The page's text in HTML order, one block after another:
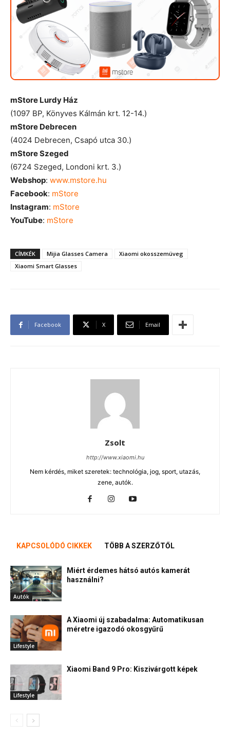
mStore Lurdy Ház
(1097 BP, Könyves Kálmán krt. 12-14.)
mStore Debrecen
(4024 Debrecen, Csapó utca 30.)
mStoreSzeged
(6724 Szeged, Londoni krt. 3.)
Webshop: www.mstore.hu
Facebook: mStore
Instagram: mStore
YouTube: mStore
CÍMKÉK Mijia Glasses Camera
Xiaomi okosszemüveg
Xiaomi Smart Glasses
Facebook X Email
Zsolt
http://www.xiaomi.hu
Nem kérdés, miket szeretek: technológia, jog, sport, utazás,
zene, autók.
KAPCSOLÓDÓ CIKKEK TÖBB A SZERZŐTŐL
Autók
Miért érdemes hátsó autós kamerát
használni?
Lifestyle
A Xiaomi új szabadalma: Automatikusan
méretre igazodó okosgyűrű
Lifestyle
Xiaomi Band 9 Pro: Kiszivárgott képek